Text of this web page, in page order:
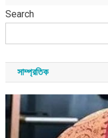
Search
সাম্প্রতিক